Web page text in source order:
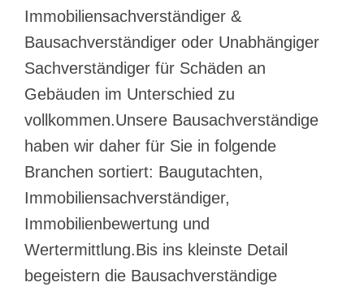
Immobiliensachverständiger &
Bausachverständiger oder Unabhängiger
Sachverständiger für Schäden an
Gebäuden im Unterschied zu
vollkommen.Unsere Bausachverständige
haben wir daher für Sie in folgende
Branchen sortiert: Baugutachten,
Immobiliensachverständiger,
Immobilienbewertung und
Wertermittlung.Bis ins kleinste Detail
begeistern die Bausachverständige